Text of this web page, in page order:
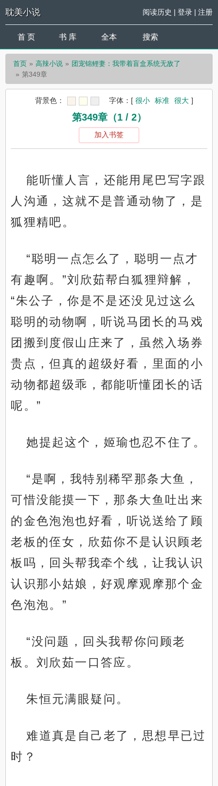
耽美小说 阅读历史 | 登录| 注册
首 页 书 库 全本 搜索
首页 高辣小说
团宠锦鲤妻：我带着盲盒系统无敌了
第349章
背景色： 字体： [ 很小 标准 很大 ]
第349章（1 / 2）
加入书签
能听懂人言，还能用尾巴写字跟
人沟通，这就不是普通动物了，是
狐狸精吧。
“聪明一点怎么了，聪明一点才
有趣啊。”刘欣茹帮白狐狸辩解，
“朱公子，你是不是还没见过这么
聪明的动物啊，听说马团长的马戏
团搬到度假山庄来了，虽然入场券
贵点，但真的超级好看，里面的小
动物都超级乖，都能听懂团长的话
呢。”
她提起这个，姬瑜也忍不住了。
“是啊，我特别稀罕那条大鱼，
可惜没能摸一下，那条大鱼吐出来
的金色泡泡也好看，听说送给了顾
老板的侄女，欣茹你不是认识顾老
板吗，回头帮我牵个线，让我认识
认识那小姑娘，好观摩观摩那个金
色泡泡。”
“没问题，回头我帮你问顾老
板。刘欣茹一口答应。
朱恒元满眼疑问。
难道真是自己老了，思想早已过
时？